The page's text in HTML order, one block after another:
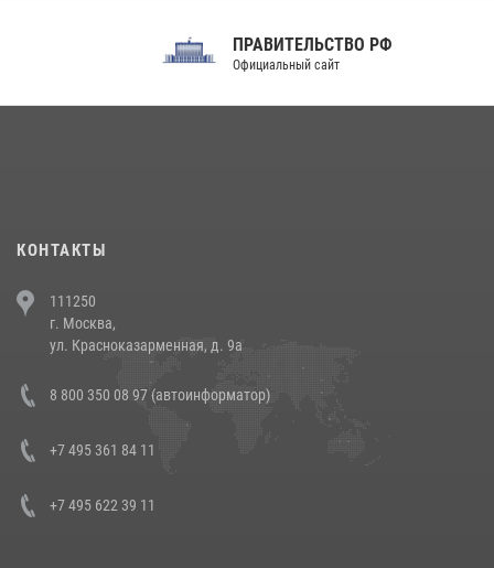
ПРАВИТЕЛЬСТВО РФ
Официальный сайт
КОНТАКТЫ
111250
г. Москва,
ул. Красноказарменная, д. 9а
8 800 350 08 97 (автоинформатор)
+7 495 361 84 11
+7 495 622 39 11